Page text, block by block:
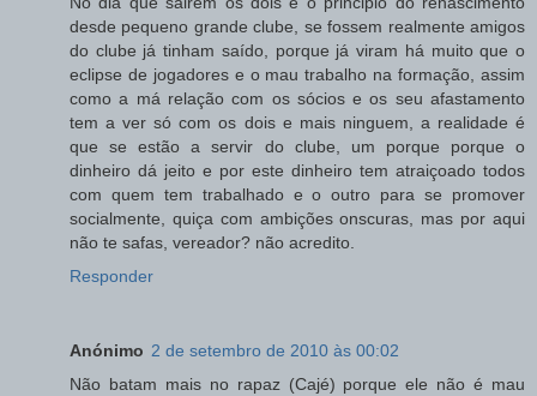
desde pequeno grande clube, se fossem realmente amigos
do clube já tinham saído, porque já viram há muito que o
eclipse de jogadores e o mau trabalho na formação, assim
como a má relação com os sócios e os seu afastamento
tem a ver só com os dois e mais ninguem, a realidade é
que se estão a servir do clube, um porque porque o
dinheiro dá jeito e por este dinheiro tem atraiçoado todos
com quem tem trabalhado e o outro para se promover
socialmente, quiça com ambições onscuras, mas por aqui
não te safas, vereador? não acredito.
Responder
Anónimo 2 de setembro de 2010 às 00:02
Não batam mais no rapaz (Cajé) porque ele não é mau